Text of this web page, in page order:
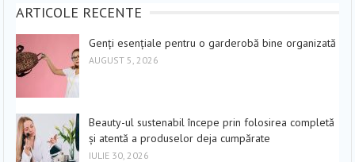
ARTICOLE RECENTE
Genți esențiale pentru o garderobă bine organizată
AUGUST 5, 2026
Beauty-ul sustenabil începe prin folosirea completă
și atentă a produselor deja cumpărate
IULIE 30, 2026